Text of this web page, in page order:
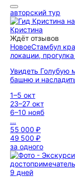
авторский тур
Кристина
Ждёт отзывов
НовоеСтамбул
локации,
Увидеть Голубую
башню и
1–5 окт
23–27 окт
6–10 нояб
...
55 000 ₽
49 500 ₽
за одного
9 дней